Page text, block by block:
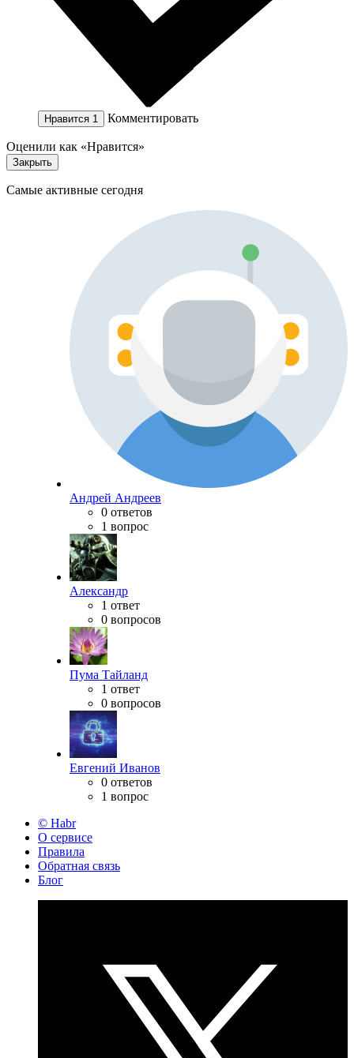
Нравится 1 Комментировать
Оценили как «Нравится»
Закрыть
Самые активные сегодня
Андрей Андреев
0 ответов
1 вопрос
Александр
1 ответ
0 вопросов
Пума Тайланд
1 ответ
0 вопросов
Евгений Иванов
0 ответов
1 вопрос
© Habr
О сервисе
Правила
Обратная связь
Блог